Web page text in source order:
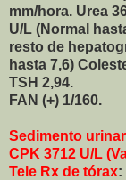
mm/hora. Urea
U/L (Normal
resto de
hasta 7,6)
TSH 2,94.
FAN (+) 1/160.
Sedimento
CPK 3712 U/L
Tele Rx de tórax: